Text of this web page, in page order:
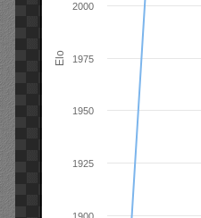
Elo
1925
1950
1975
2000